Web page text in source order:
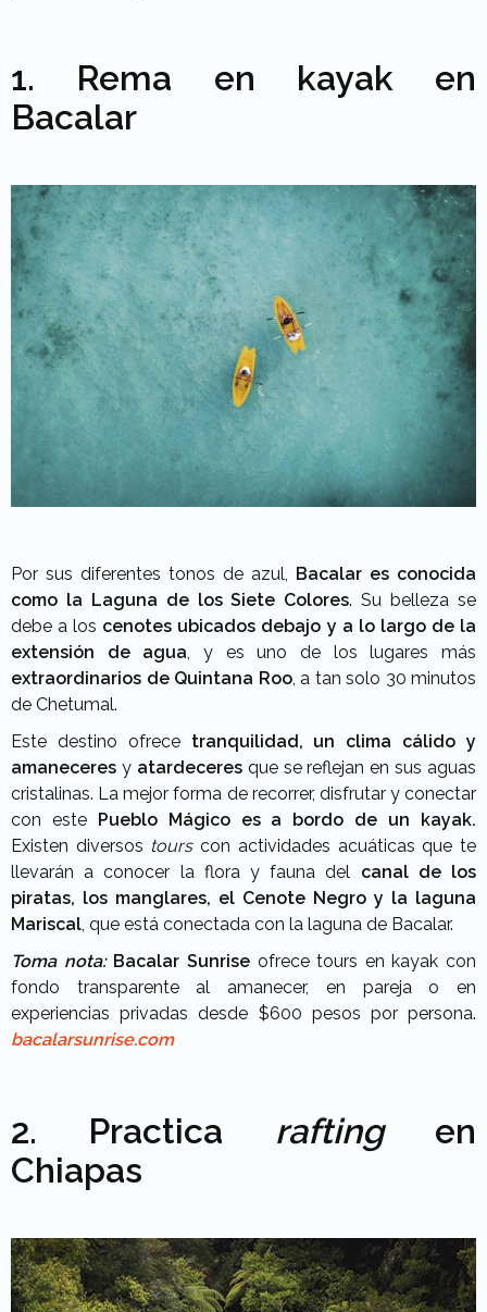
1. Rema en kayak en
Bacalar
Por sus diferentes tonos de azul, Bacalar es conocida
como la Laguna de los Siete Colores. Su belleza se
debe a los cenotes ubicados debajo y a lo largo de la
extensión de agua , y es uno de los lugares más
extraordinarios de Quintana Roo, a tan solo 30 minutos
de Chetumal.
Este destino ofrece tranquilidad, un clima cálido y
amaneceres y atardeceresque se reflejan en sus aguas
cristalinas. La mejor forma de recorrer, disfrutar y conectar
con este Pueblo Mágico es a bordo de un kayak.
Existen diversos tourscon actividades acuáticas que te
llevarán a conocer la flora y fauna del canal de los
piratas, los manglares, el Cenote Negro y la laguna
Mariscal , que está conectada con la laguna de Bacalar.
Toma nota:Bacalar Sunriseofrece tours en kayak con
fondo transparente al amanecer, en pareja o en
experiencias privadas desde $600 pesos por persona.
bacalarsunrise.com
2. Practica raftingen
Chiapas